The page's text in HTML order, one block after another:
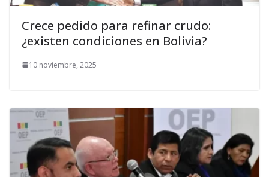
Crece pedido para refinar crudo:
¿existen condiciones en Bolivia?
10 noviembre, 2025